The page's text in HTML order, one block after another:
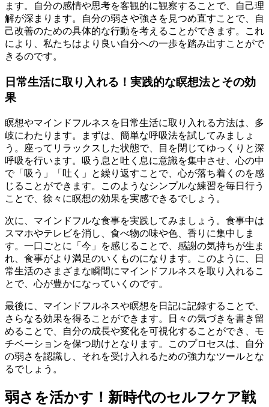
ます。自分の感情や思考を客観的に観察することで、自己理
解が深まります。自分の弱さや強さを見つめ直すことで、自
己改善のための具体的な行動を考えることができます。これ
により、私たちはより良い自分への一歩を踏み出すことがで
きるのです。
日常生活に取り入れる！実践的な瞑想法とその効
果
瞑想やマインドフルネスを日常生活に取り入れる方法は、多
岐にわたります。まずは、簡単な呼吸法を試してみましょ
う。座ってリラックスした状態で、目を閉じてゆっくりと深
呼吸を行います。吸う息と吐く息に意識を集中させ、心の中
で「吸う」「吐く」と繰り返すことで、心が落ち着くのを感
じることができます。このようなシンプルな練習を毎日行う
ことで、徐々に瞑想の効果を実感できるでしょう。
次に、マインドフルな食事を実践してみましょう。食事中は
スマホやテレビを消し、食べ物の味や色、香りに集中しま
す。一口ごとに「今」を感じることで、感謝の気持ちが生ま
れ、食事がより満足のいくものになります。このように、日
常生活のさまざまな瞬間にマインドフルネスを取り入れるこ
とで、心が豊かになっていくのです。
最後に、マインドフルネスや瞑想を日記に記録することで、
さらなる効果を得ることができます。日々の気づきを書き留
めることで、自分の成長や変化を可視化することができ、モ
チベーションを保つ助けとなります。このプロセスは、自分
の弱さを認識し、それを受け入れるための強力なツールとな
るでしょう。
弱さを活かす！新時代のセルフケア戦